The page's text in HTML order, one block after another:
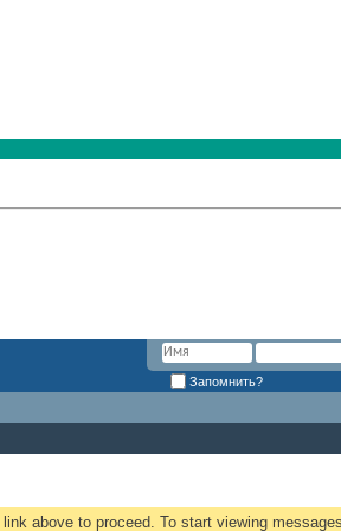
Запомнить?
above to proceed. To start viewing